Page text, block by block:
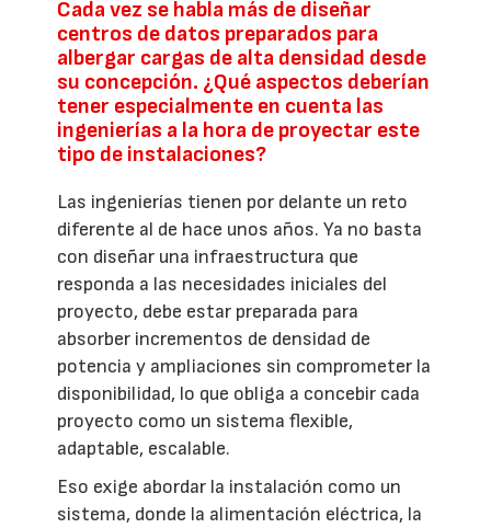
Cada vez se habla más de diseñar
centros de datos preparados para
albergar cargas de alta densidad desde
su concepción. ¿Qué aspectos deberían
tener especialmente en cuenta las
ingenierías a la hora de proyectar este
tipo de instalaciones?
Las ingenierías tienen por delante un reto
diferente al de hace unos años. Ya no basta
con diseñar una infraestructura que
responda a las necesidades iniciales del
proyecto, debe estar preparada para
absorber incrementos de densidad de
potencia y ampliaciones sin comprometer la
disponibilidad, lo que obliga a concebir cada
proyecto como un sistema flexible,
adaptable, escalable.
Eso exige abordar la instalación como un
sistema, donde la alimentación eléctrica, la